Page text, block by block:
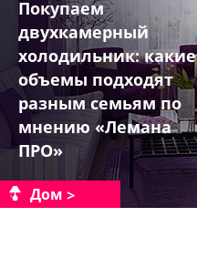
Покупаем
двухкамерный
холодильник: какие
объемы подходят
разным семьям по
мнению «Лемана
ПРО»
Дом